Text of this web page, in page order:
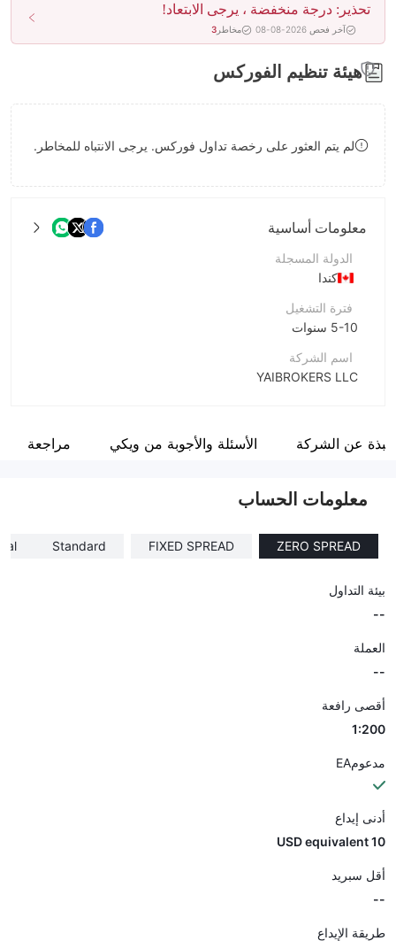
8
9
تحذير: درجة منخفضة ، يرجى الابتعاد!
آخر فحص 2026-08-08 مخاطر 3
هيئة تنظيم الفوركس
لم يتم العثور على رخصة تداول فوركس. يرجى الانتباه للمخاطر.
معلومات أساسية
الدولة المسجلة
كندا
فترة التشغيل
5-10 سنوات
اسم الشركة
YAIBROKERS LLC
موظفو الشركة
نبذة عن الشركة الأسئلة والأجوبة من ويكي مراجعة
معلومات الحساب
ZERO SPREAD
FIXED SPREAD
Standard
بيئة التداول
--
العملة
--
أقصى رافعة
1:200
مدعومEA
أدنى إيداع
10 USD equivalent
أقل سبريد
--
طريقة الإيداع